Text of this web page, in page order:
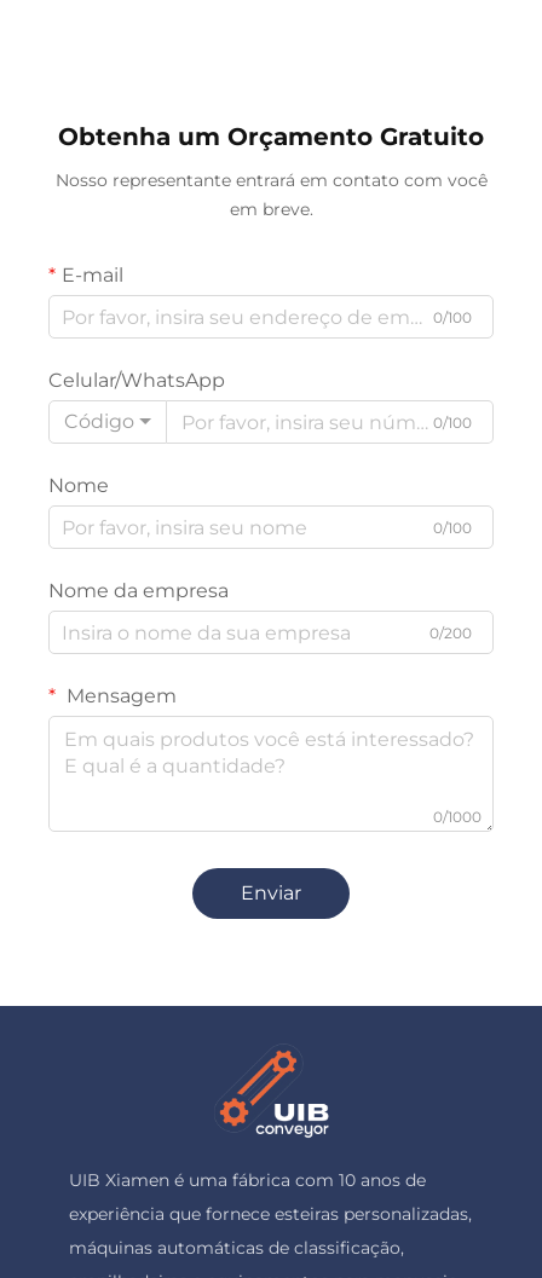
Obtenha um Orçamento Gratuito
Nosso representante entrará em contato com você
em breve.
E-mail
0/100
Celular/WhatsApp
Código
0/100
Nome
0/100
Nome da empresa
0/200
Mensagem
0/1000
Enviar
UIB Xiamen é uma fábrica com 10 anos de
experiência que fornece esteiras personalizadas,
máquinas automáticas de classificação,